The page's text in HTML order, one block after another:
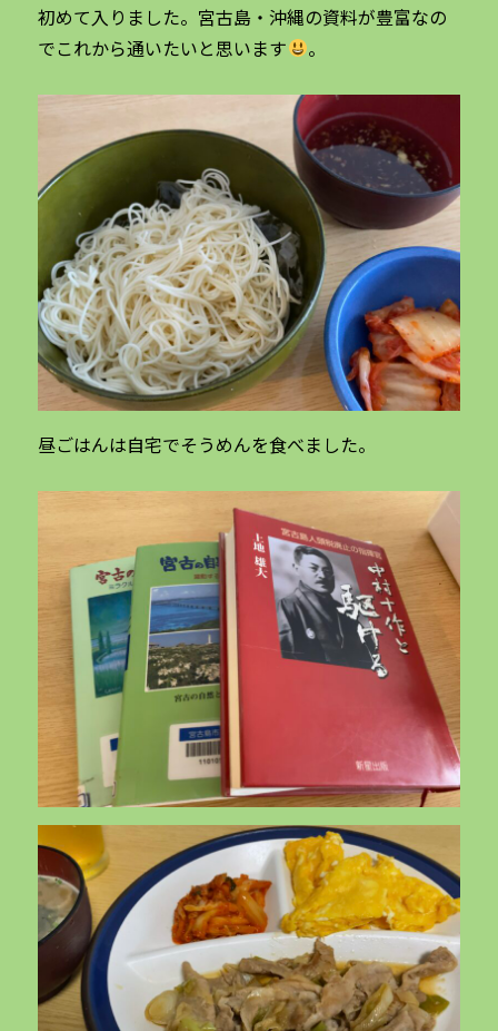
初めて入りました。宮古島・沖縄の資料が豊富なの
でこれから通いたいと思います
。
昼ごはんは自宅でそうめんを食べました。